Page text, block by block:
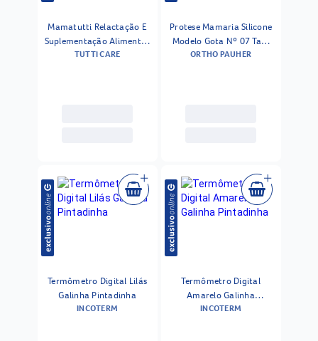
Mamatutti Relactação E
Suplementação Alimentar
Tutticare
TUTTI CARE
Protese Mamaria Silicone
Modelo Gota Nº 07 Tam
46 - Unidade
ORTHO PAUHER
Termômetro Digital Lilás
Galinha Pintadinha
INCOTERM
Termômetro Digital
Amarelo Galinha
Pintadinha
INCOTERM